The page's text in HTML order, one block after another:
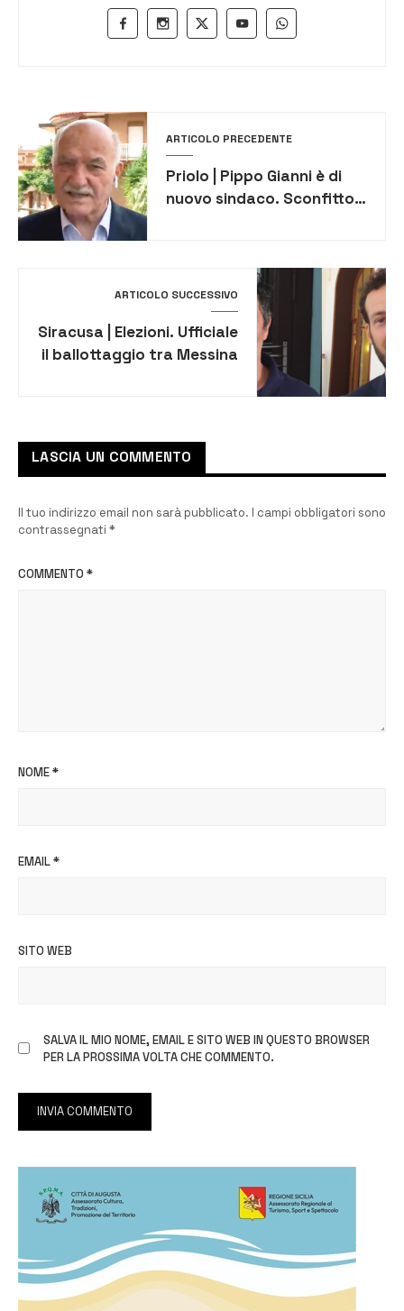
ARTICOLO PRECEDENTE
Priolo | Pippo Gianni è di
nuovo sindaco. Sconfitto
ARTICOLO SUCCESSIVO
Siracusa | Elezioni. Ufficiale
il ballottaggio tra Messina
più votati
LASCIA UN COMMENTO
Il tuo indirizzo email non sarà pubblicato. I campi obbligatori sono
contrassegnati *
COMMENTO *
NOME*
EMAIL*
SITO WEB
SALVA IL MIO NOME, EMAIL E SITO WEB IN QUESTO BROWSER
PER LA PROSSIMA VOLTA CHE COMMENTO.